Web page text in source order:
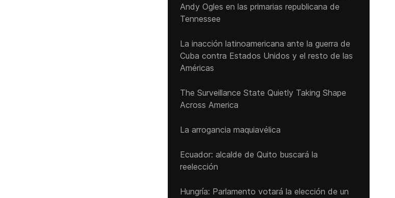
Andy Ogles en las primarias republicana de
Tennessee
La inacción latinoamericana ante la guerra de
Cuba contra Estados Unidos y el resto de las
Américas
The Surveillance State Quietly Taking Shape
Across America
La arrogancia maquiavélica
Ecuador: alcalde de Quito buscará la
reelección
Hungría: Parlamento votará la elección de un